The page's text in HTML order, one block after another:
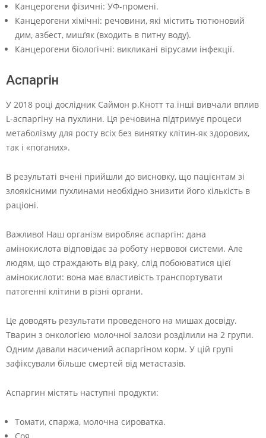
Канцерогени фізичні: УФ-промені.
Канцерогени хімічні: речовини, які містить тютюновий
дим, азбест, миш’як (входить в питну воду).
Канцерогени біологічні: викликані вірусами інфекції.
Аспаргін
У 2018 році дослідник Саймон р.Кнотт та інші вивчали вплив
L-аспаргіну на пухлини. Ця речовина підтримує процеси
метаболізму для росту всіх без винятку клітин-як здорових,
так і «поганих».
В результаті вчені прийшли до висновку, що пацієнтам зі
злоякісними пухлинами необхідно знизити його кількість в
раціоні.
Важливо! Наш організм виробляє аспаргін: дана
амінокислота відповідає за роботу нервової системи. Але
людям, що страждають від раку, слід побоюватися цієї
амінокислоти: вона має властивість транспортувати
патогенні клітини в різні органи.
Це доводять результати проведеного на мишах досвіду.
Тварин з онкологією молочної залози розділили на 2 групи.
Одним давали насичений аспаргіном корм. У цій групі
зафіксували більше смертей від метастазів.
Аспаргин містять наступні продукти:
Томати, спаржа, молочна сироватка.